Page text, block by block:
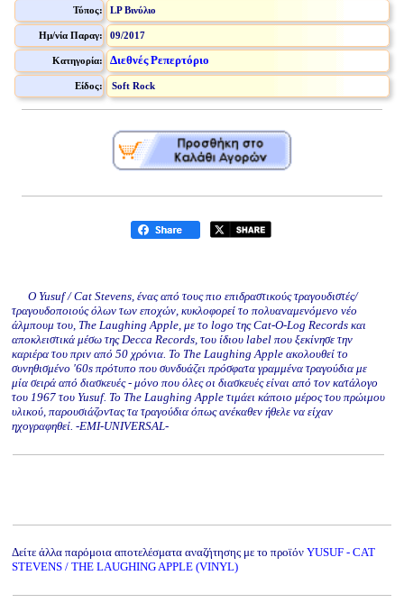
Τύπος: LP Βινύλιο
Ημ/νία Παραγ: 09/2017
Κατηγορία: Διεθνές Ρεπερτόριο
Είδος: Soft Rock
Ο Yusuf / Cat Stevens, ένας από τους πιο επιδραστικούς τραγουδιστές/
τραγουδοποιούς όλων των εποχών, κυκλοφορεί το πολυαναμενόμενο νέο
άλμπουμ του, The Laughing Apple, με το logo της Cat-O-Log Records και
αποκλειστικά μέσω της Decca Records, του ίδιου label που ξεκίνησε την
καριέρα του πριν από 50 χρόνια. Το The Laughing Apple ακολουθεί το
συνηθισμένο '60s πρότυπο που συνδυάζει πρόσφατα γραμμένα τραγούδια με
μία σειρά από διασκευές - μόνο που όλες οι διασκευές είναι από τον κατάλογο
του 1967 του Yusuf. Το The Laughing Apple τιμάει κάποιο μέρος του πρώιμου
υλικού, παρουσιάζοντας τα τραγούδια όπως ανέκαθεν ήθελε να είχαν
ηχογραφηθεί. -EMI-UNIVERSAL-
Δείτε άλλα παρόμοια αποτελέσματα αναζήτησης με το προϊόν YUSUF - CAT
STEVENS / THE LAUGHING APPLE (VINYL)